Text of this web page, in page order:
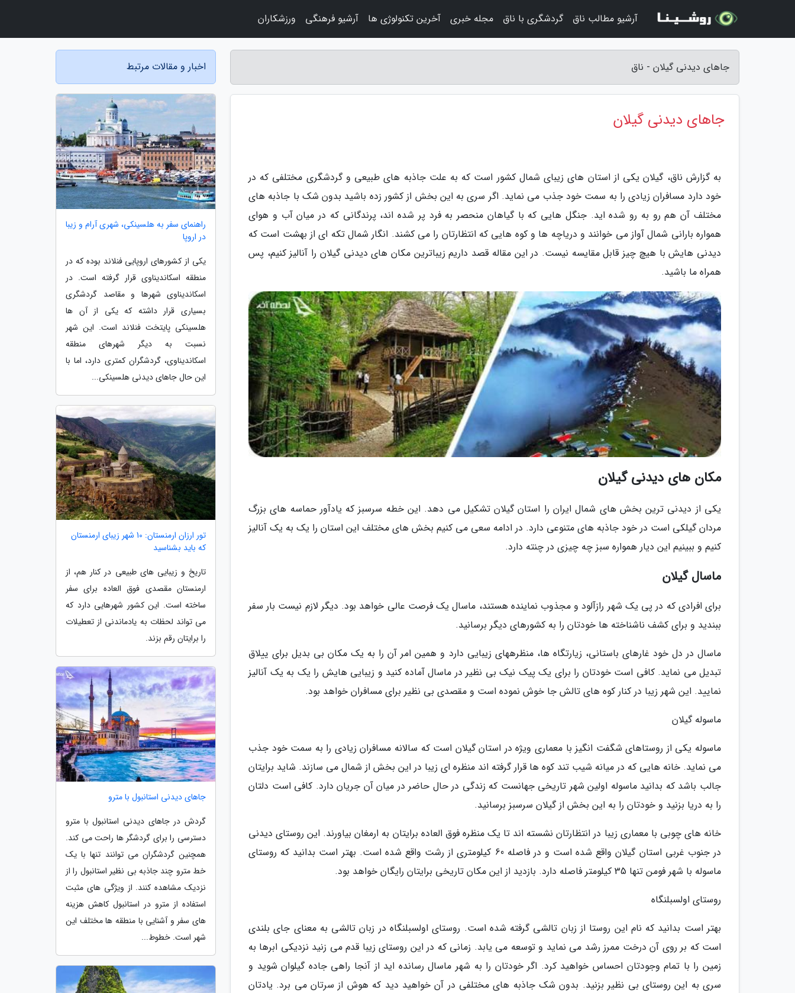
جاهای دیدنی گیلان - ناق
جاهای دیدنی گیلان
به گزارش ناق، گیلان یکی از استان های زیبای شمال کشور است که به علت جاذبه های طبیعی و گردشگری مختلفی که در
خود دارد مسافران زیادی را به سمت خود جذب می نماید. اگر سری به این بخش از کشور زده باشید بدون شک با جاذبه های
مختلف آن هم رو به رو شده اید. جنگل هایی که با گیاهان منحصر به فرد پر شده اند، پرندگانی که در میان آب و هوای
همواره بارانی شمال آواز می خوانند و دریاچه ها و کوه هایی که انتظارتان را می کشند. انگار شمال تکه ای از بهشت است که
دیدنی هایش با هیچ چیز قابل مقایسه نیست. در این مقاله قصد داریم زیباترین مکان های دیدنی گیلان را آنالیز کنیم، پس
همراه ما باشید.
مکان های دیدنی گیلان
یکی از دیدنی ترین بخش های شمال ایران را استان گیلان تشکیل می دهد. این خطه سرسبز که یادآور حماسه های بزرگ
مردان گیلکی است در خود جاذبه های متنوعی دارد. در ادامه سعی می کنیم بخش های مختلف این استان را یک به یک آنالیز
کنیم و ببینیم این دیار همواره سبز چه چیزی در چنته دارد.
ماسال گیلان
برای افرادی که در پی یک شهر رازآلود و مجذوب نماینده هستند، ماسال یک فرصت عالی خواهد بود. دیگر لازم نیست بار سفر
ببندید و برای کشف ناشناخته ها خودتان را به کشورهای دیگر برسانید.
ماسال در دل خود غارهای باستانی، زیارتگاه ها، منظرههای زیبایی دارد و همین امر آن را به یک مکان بی بدیل برای ییلاق
تبدیل می نماید. کافی است خودتان را برای یک پیک نیک بی نظیر در ماسال آماده کنید و زیبایی هایش را یک به یک آنالیز
نمایید. این شهر زیبا در کنار کوه های تالش جا خوش نموده است و مقصدی بی نظیر برای مسافران خواهد بود.
ماسوله گیلان
ماسوله یکی از روستاهای شگفت انگیز با معماری ویژه در استان گیلان است که سالانه مسافران زیادی را به سمت خود جذب
می نماید. خانه هایی که در میانه شیب تند کوه ها قرار گرفته اند منظره ای زیبا در این بخش از شمال می سازند. شاید برایتان
جالب باشد که بدانید ماسوله اولین شهر تاریخی جهانست که زندگی در حال حاضر در میان آن جریان دارد. کافی است دلتان
را به دریا بزنید و خودتان را به این بخش از گیلان سرسبز برسانید.
خانه های چوبی با معماری زیبا در انتظارتان نشسته اند تا یک منظره فوق العاده برایتان به ارمغان بیاورند. این روستای دیدنی
در جنوب غربی استان گیلان واقع شده است و در فاصله 60 کیلومتری از رشت واقع شده است. بهتر است بدانید که روستای
ماسوله با شهر فومن تنها 35 کیلومتر فاصله دارد. بازدید از این مکان تاریخی برایتان رایگان خواهد بود.
روستای اولسبلنگاه
بهتر است بدانید که نام این روستا از زبان تالشی گرفته شده است. روستای اولسبلنگاه در زبان تالشی به معنای جای بلندی
است که بر روی آن درخت ممرز رشد می نماید و توسعه می یابد. زمانی که در این روستای زیبا قدم می زنید نزدیکی ابرها به
زمین را با تمام وجودتان احساس خواهید کرد. اگر خودتان را به شهر ماسال رسانده اید از آنجا راهی جاده گیلوان شوید و
سری به این روستای بی نظیر بزنید. بدون شک جاذبه های مختلفی در آن خواهید دید که هوش از سرتان می برد. یادتان
اخبار و مقالات مرتبط
راهنمای سفر به هلسینکی، شهری آرام و زیبا
در اروپا
یکی از کشورهای اروپایی فنلاند بوده که در
منطقه اسکاندیناوی قرار گرفته است. در
اسکاندیناوی شهرها و مقاصد گردشگری
بسیاری قرار داشته که یکی از آن ها
هلسینکی پایتخت فنلاند است. این شهر
نسبت به دیگر شهرهای منطقه
اسکاندیناوی، گردشگران کمتری دارد، اما با
این حال جاهای دیدنی هلسینکی...
تور ارزان ارمنستان: 10 شهر زیبای ارمنستان
که باید بشناسید
تاریخ و زیبایی های طبیعی در کنار هم، از
ارمنستان مقصدی فوق العاده برای سفر
ساخته است. این کشور شهرهایی دارد که
می تواند لحظات به یادماندنی از تعطیلات
را برایتان رقم بزند.
جاهای دیدنی استانبول با مترو
گردش در جاهای دیدنی استانبول با مترو
دسترسی را برای گردشگر ها راحت می کند.
همچنین گردشگران می توانند تنها با یک
خط مترو چند جاذبه بی نظیر استانبول را از
نزدیک مشاهده کنند. از ویژگی های مثبت
استفاده از مترو در استانبول کاهش هزینه
های سفر و آشنایی با منطقه ها مختلف این
شهر است. خطوط...
آرشیو مطالب ناق گردشگری با ناق مجله خبری آخرین تکنولوژی ها آرشیو فرهنگی ورزشکاران